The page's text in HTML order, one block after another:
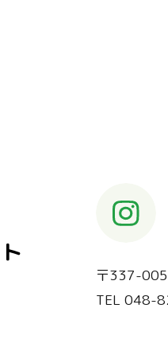
〒337-
TEL 048-